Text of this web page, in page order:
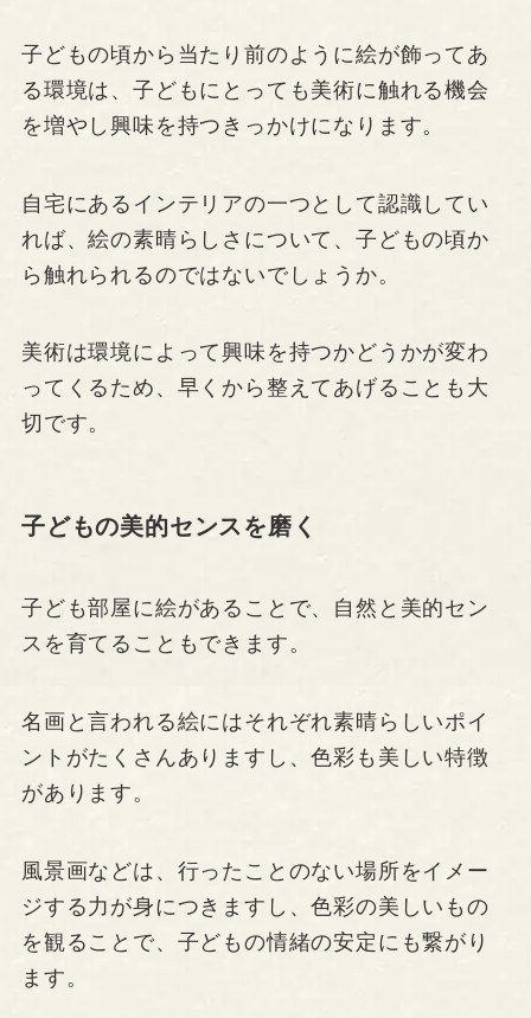
子どもの頃から当たり前のように絵が飾ってあ
る環境は、子どもにとっても美術に触れる機会
を増やし興味を持つきっかけになります。
自宅にあるインテリアの一つとして認識してい
れば、絵の素晴らしさについて、子どもの頃か
ら触れられるのではないでしょうか。
美術は環境によって興味を持つかどうかが変わ
ってくるため、早くから整えてあげることも大
切です。
子どもの美的センスを磨く
子ども部屋に絵があることで、自然と美的セン
スを育てることもできます。
名画と言われる絵にはそれぞれ素晴らしいポイ
ントがたくさんありますし、色彩も美しい特徴
があります。
風景画などは、行ったことのない場所をイメー
ジする力が身につきますし、色彩の美しいもの
を観ることで、子どもの情緒の安定にも繋がり
ます。